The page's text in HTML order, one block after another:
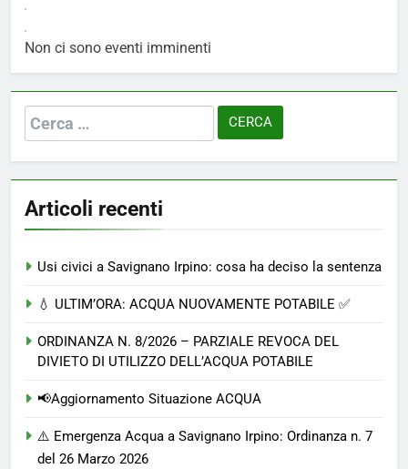
Non ci sono eventi imminenti
Ricerca
per:
Articoli recenti
Usi civici a Savignano Irpino: cosa ha deciso la sentenza
💧 ULTIM’ORA: ACQUA NUOVAMENTE POTABILE ✅
ORDINANZA N. 8/2026 – PARZIALE REVOCA DEL
DIVIETO DI UTILIZZO DELL’ACQUA POTABILE
📢Aggiornamento Situazione ACQUA
⚠️ Emergenza Acqua a Savignano Irpino: Ordinanza n. 7
del 26 Marzo 2026